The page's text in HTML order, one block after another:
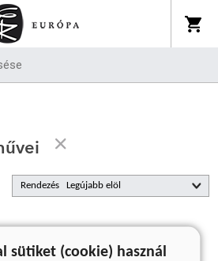
Rendezés
nincs találat
sütiket (cookie) használ